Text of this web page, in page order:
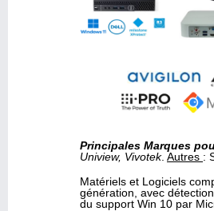
Principales Marques
Uniview, Vivotek. Autres :
Matériels et Logiciels
génération, avec
du support Win 10 par